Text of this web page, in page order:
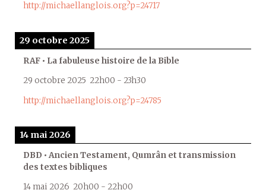
http://michaellanglois.org?p=24717
29 octobre 2025
RAF • La fabuleuse histoire de la Bible
29 octobre 2025 22h00 - 23h30
http://michaellanglois.org?p=24785
14 mai 2026
DBD • Ancien Testament, Qumrân et transmission
des textes bibliques
14 mai 2026 20h00 - 22h00